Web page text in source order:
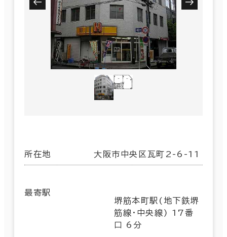
所在地 大阪市中央区瓦町2-6-11
最寄駅
堺筋本町駅(地下鉄堺
筋線･中央線) 17番
口 6分